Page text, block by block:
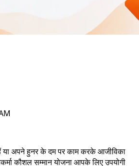
या अपने हुनर के दम पर काम करके आजीविका
कौशल सम्मान योजना आपके लिए उपयोगी